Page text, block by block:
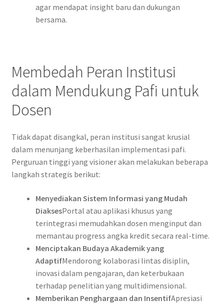
agar mendapat insight baru dan dukungan
bersama.
Membedah Peran Institusi
dalam Mendukung Pafi untuk
Dosen
Tidak dapat disangkal, peran institusi sangat krusial
dalam menunjang keberhasilan implementasi pafi.
Perguruan tinggi yang visioner akan melakukan beberapa
langkah strategis berikut:
Menyediakan Sistem Informasi yang Mudah
DiaksesPortal atau aplikasi khusus yang
terintegrasi memudahkan dosen menginput dan
memantau progress angka kredit secara real-time.
Menciptakan Budaya Akademik yang
AdaptifMendorong kolaborasi lintas disiplin,
inovasi dalam pengajaran, dan keterbukaan
terhadap penelitian yang multidimensional.
Memberikan Penghargaan dan InsentifApresiasi